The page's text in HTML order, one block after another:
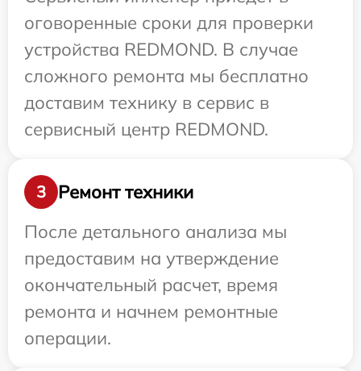
оговоренные сроки для проверки
устройства REDMOND. В случае
сложного ремонта мы бесплатно
доставим технику в сервис в
сервисный центр REDMOND.
3
Ремонт техники
После детального анализа мы
предоставим на утверждение
окончательный расчет, время
ремонта и начнем ремонтные
операции.